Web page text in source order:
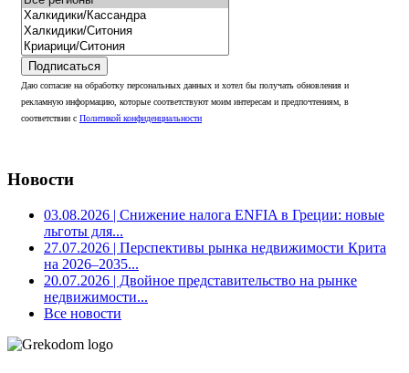
Подписаться
Даю согласие на обработку персональных данных и хотел бы получать обновления и
рекламную информацию, которые соответствуют моим интересам и предпочтениям, в
соответствии с Политикой конфиденциальности
Новости
03.08.2026 | Снижение налога ENFIA в Греции: новые
льготы для...
27.07.2026 | Перспективы рынка недвижимости Крита
на 2026–2035...
20.07.2026 | Двойное представительство на рынке
недвижимости...
Все новости